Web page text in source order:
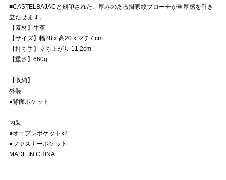
■CASTELBAJACと刻印された、厚みのある掛家紋ブローチが重厚感を引き
立たせます。
【素材】牛革
【サイズ】幅28 x 高20 x マチ7 cm
【持ち手】立ち上がり 11.2cm
【重さ】660g
【収納】
外装
●背面ポケット
内装
●オープンポケットx2
●ファスナーポケット
MADE IN CHINA